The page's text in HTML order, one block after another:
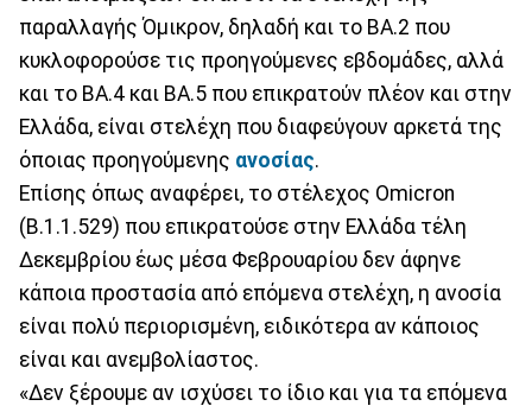
παραλλαγής Όμικρον, δηλαδή και το ΒΑ.2 που
κυκλοφορούσε τις προηγούμενες εβδομάδες, αλλά
και το ΒΑ.4 και ΒΑ.5 που επικρατούν πλέον και στην
Ελλάδα, είναι στελέχη που διαφεύγουν αρκετά της
όποιας προηγούμενης ανοσίας.
Επίσης όπως αναφέρει, το στέλεχος Omicron
(B.1.1.529) που επικρατούσε στην Ελλάδα τέλη
Δεκεμβρίου έως μέσα Φεβρουαρίου δεν άφηνε
κάποια προστασία από επόμενα στελέχη, η ανοσία
είναι πολύ περιορισμένη, ειδικότερα αν κάποιος
είναι και ανεμβολίαστος.
«Δεν ξέρουμε αν ισχύσει το ίδιο και για τα επόμενα